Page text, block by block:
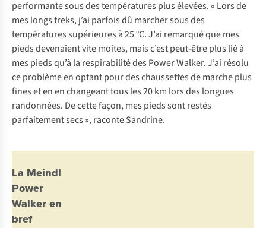
performante sous des températures plus élevées. « Lors de
mes longs treks, j’ai parfois dû marcher sous des
températures supérieures à 25 °C. J’ai remarqué que mes
pieds devenaient vite moites, mais c’est peut-être plus lié à
mes pieds qu’à la respirabilité des Power Walker. J’ai résolu
ce problème en optant pour des chaussettes de marche plus
fines et en en changeant tous les 20 km lors des longues
randonnées. De cette façon, mes pieds sont restés
parfaitement secs », raconte Sandrine.
La Meindl
Power
Walker en
bref